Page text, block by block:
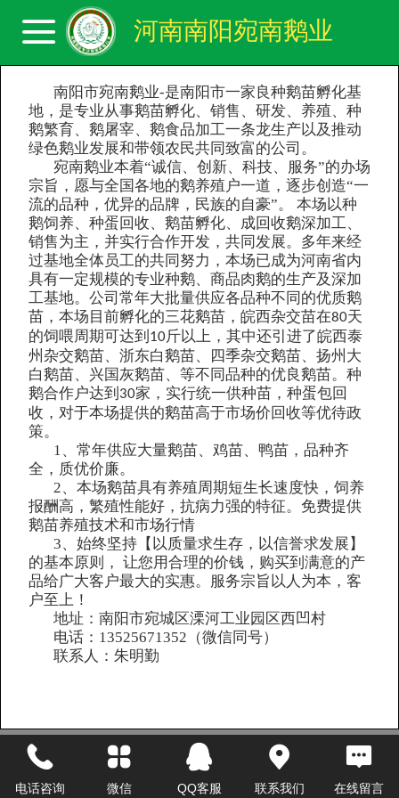
河南南阳宛南鹅业
南阳市宛南鹅业-是南阳市一家良种鹅苗孵化基
地， 是专业从事鹅苗孵化、销售、研发、养殖、种
鹅繁育、鹅屠宰、鹅食品加工一条龙生产以及推动
绿色鹅业发展和带领农民共同致富的公司。
宛南鹅业本着“诚信、创新、科技、服务”的办场
宗旨，愿与全国各地的鹅养殖户一道，逐步创造“一
流的品种，优异的品牌，民族的自豪”。 本场以种
鹅饲养、种蛋回收、鹅苗孵化、成回收鹅深加工、
销售为主，并实行合作开发，共同发展。多年来经
过基地全体员工的共同努力，本场已成为河南省内
具有一定规模的专业种鹅、商品肉鹅的生产及深加
工基地。公司常年大批量供应各品种不同的优质鹅
苗，本场目前孵化的三花鹅苗，皖西杂交苗在80天
的饲喂周期可达到 10斤以上，其中还引进了皖西泰
州杂交鹅苗、浙东白鹅苗、四季杂交鹅苗、扬州大
白鹅苗、兴国灰鹅苗、等不同品种的优良鹅苗。种
鹅合作户达到 30家，实行统一供种苗，种蛋包回
收，对于本场提供的鹅苗高于市场价回收等优待政
策。
1、常年供应大量鹅苗、鸡苗、鸭苗，品种齐
全，质优价廉。
2、本场鹅苗具有养殖周期短生长速度快，饲养
报酬高，繁殖性能好，抗病力强的特征。免费提供
鹅苗养殖技术和市场行情
3、始终坚持【以质量求生存，以信誉求发展】
的基本原则， 让您用合理的价钱，购买到满意的产
品给广大客户最大的实惠。服务宗旨以人为本，客
户至上！
地址：南阳市宛城区溧河工业园区西凹村
电话：13525671352（微信同号）
联系人：朱明勤
Top
©2018 南阳市宛南鹅业 版权所有
电话咨询 微信 QQ客服 联系我们 在线留言